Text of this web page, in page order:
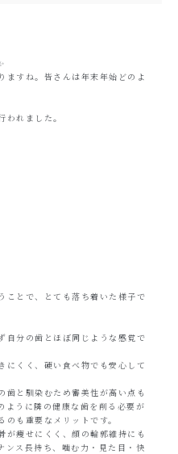
ますね。皆さんは年末年始どのよ
れました。
ことで、とても落ち着いた様子で
自分の歯とほぼ同じような感覚で
にくく、硬い食べ物でも安心して
歯と馴染むため審美性が高い点も
ように隣の健康な歯を削る必要が
も重要なメリットです。
が痩せにくく、顔の輪郭維持にも
ンス長持ち、噛む力・見た目・快